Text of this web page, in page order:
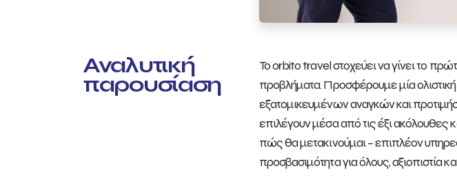
Αναλυτική
παρουσίαση
To orbito travel στοχεύει να γίνει το
προβλήματα. Προσφέρουμε μία ολιστική
εξατομικευμένων αναγκών και
επιλέγουν μέσα από τις έξι
πώς θα μετακινούμαι – επιπλέον
προσβασιμότητα για όλους, αξιοπιστία